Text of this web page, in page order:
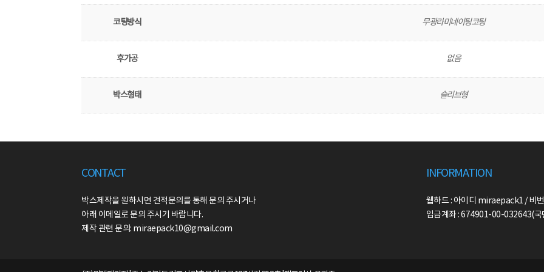
코팅방식 무광라미네이팅코팅
후가공 없음
박스형태 슬리브형
CONTACT
박스제작을 원하시면 견적문의를 통해 문의 주시거나
아래 이메일로 문의 주시기 바랍니다.
제작 관련 문의: miraepack10@gmail.com
INFORMATION
웹하드 : 아이디 miraepack1 / 비
입금계좌 : 674901-00-032643(국